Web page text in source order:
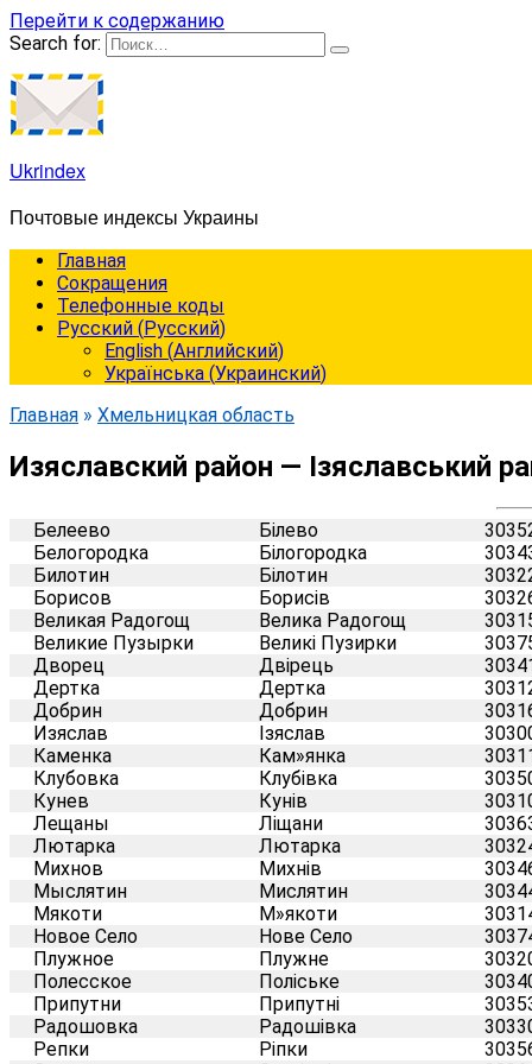
Перейти к содержанию
Search for:
Ukrindex
Почтовые индексы Украины
Главная
Сокращения
Телефонные коды
Русский (Русский)
English (Английский)
Українська (Украинский)
Главная » Хмельницкая область
Изяславский район — Ізяславський
Белеево Білево
Белогородка
Білогородка
Билотин
Білотин
Борисов
Борисів
Великая Радогощ
Велика Радогощ
Великие Пузырки
Великі Пузирки
Дворец
Двірець
Дертка
Дертка
Добрин
Добрин
Изяслав
Ізяслав
Каменка
Кам»янка
Клубовка
Клубівка
Кунев
Кунів
Лещаны
Ліщани
Лютарка
Лютарка
Михнов
Михнів
Мыслятин
Мислятин
Мякоти
М»якоти
Новое Село
Нове Село
Плужное
Плужне
Полесское
Поліське
Припутни
Припутні
Радошовка
Радошівка
Репки
Ріпки